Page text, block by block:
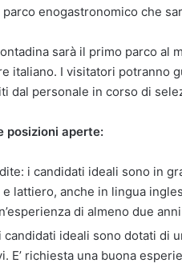
enogastronomico che
sarà il primo parco
italiano. I visitatori potranno
dal personale in corso di
posizioni aperte:
i candidati ideali sono in
lattiero, anche in lingua
di almeno due
candidati ideali sono dotati di
E’ richiesta una buona